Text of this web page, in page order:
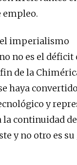
empleo.
imperialismo
no es el déficit
de la
haya
y
la continuidad
y no otro es